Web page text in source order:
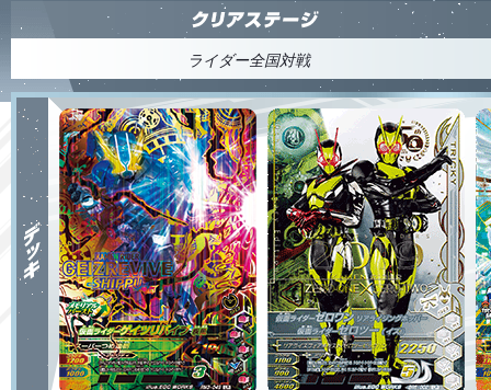
ライダー全国対戦